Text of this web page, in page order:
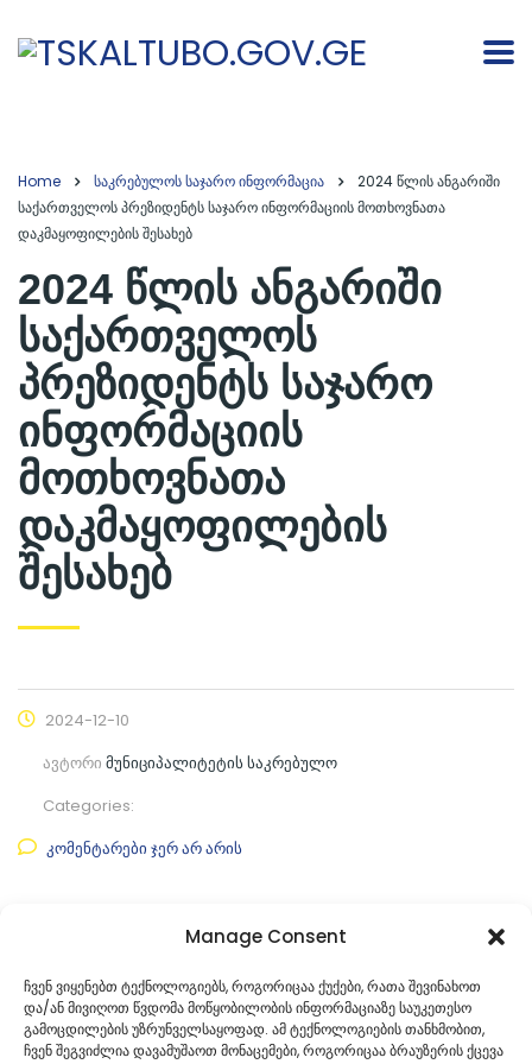
Manage Consent
ჩვენ ვიყენებთ ტექნოლოგიებს, როგორიცაა ქუქები, რათა შევინახოთ
და/ან მივიღოთ წვდომა მოწყობილობის ინფორმაციაზე საუკეთესო
გამოცდილების უზრუნველსაყოფად. ამ ტექნოლოგიების თანხმობით,
ჩვენ შეგვიძლია დავამუშაოთ მონაცემები, როგორიცაა ბრაუზერის ქცევა
Home საკრებულოს საჯარო ინფორმაცია
2024 წლის ანგარიში
საქართველოს პრეზიდენტს საჯარო ინფორმაციის მოთხოვნათა
დაკმაყოფილების შესახებ
2024 წლის ანგარიში
საქართველოს
პრეზიდენტს საჯარო
ინფორმაციის
მოთხოვნათა
დაკმაყოფილების
შესახებ
2024-12-10
ავტორი მუნიციპალიტეტის საკრებულო
Categories:
კომენტარები ჯერ არ არის
ფაილის ნახვა
ფაილის ტიპი:pdf
კატეგორიასაკრებულოს საჯარო ინფორმაცია